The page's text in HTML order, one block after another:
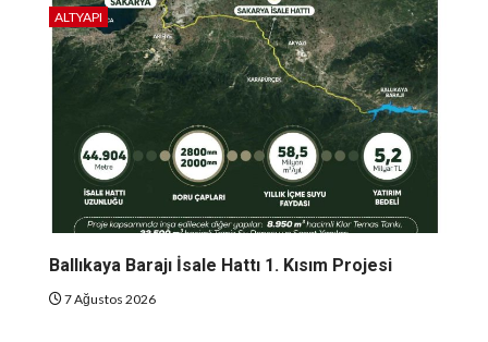
ALTYAPI
Ballıkaya Barajı İsale Hattı 1. Kısım Projesi
7 Ağustos 2026